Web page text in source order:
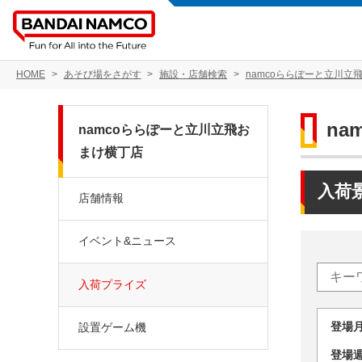
HOME あそび場をさがす 施設・店舗検索 namcoららぽーと立川立
入荷
登
登
namcoららぽーと立川立飛お
まけ横丁店
店舗情報
イベント&ニュース
入荷プライズ
設置ゲーム機